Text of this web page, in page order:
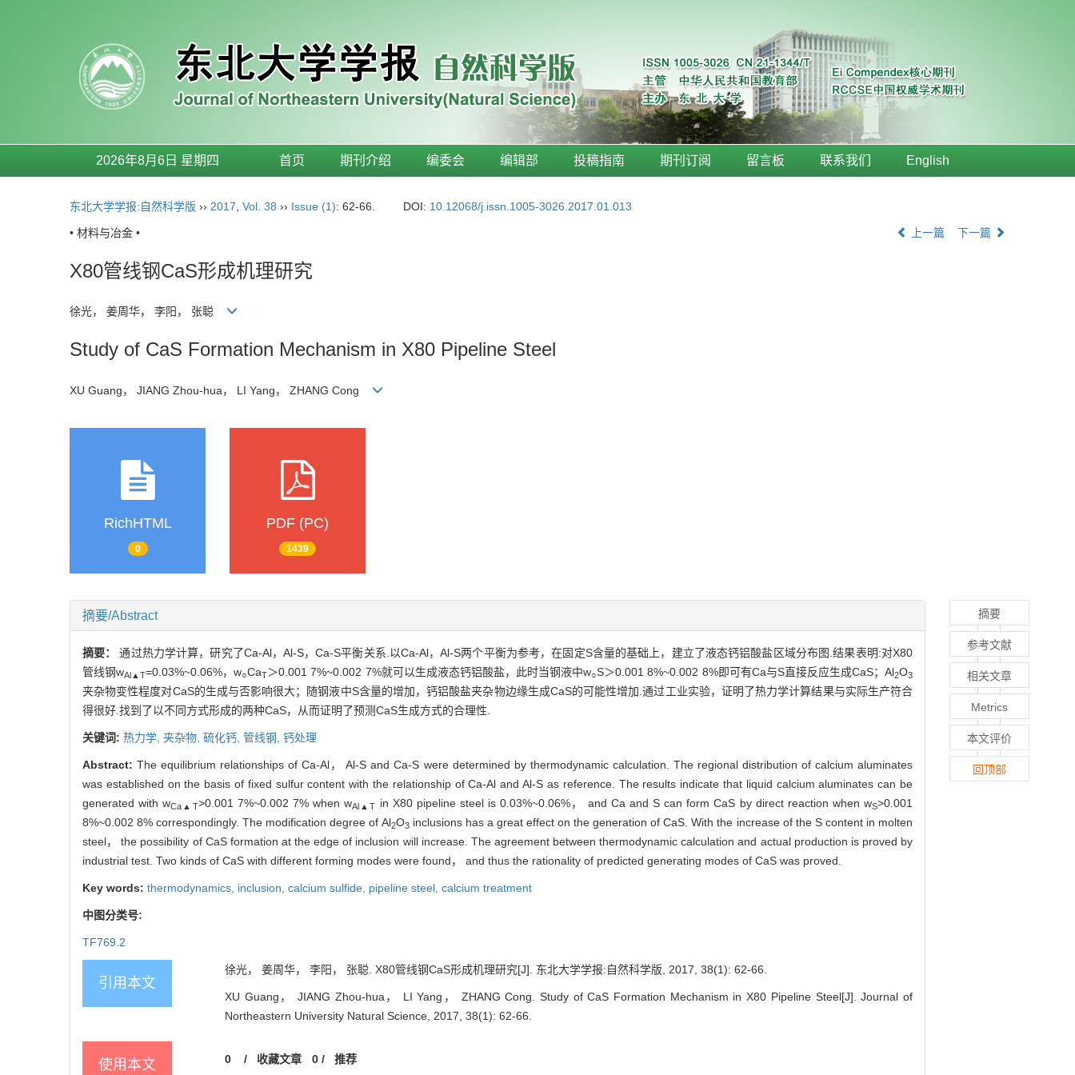
2026年8月6日 星期四 首页 期刊介绍 编委会 编辑部 投稿指南 期刊订阅 留言板 联系我们 English
东北大学学报:自然科学版 ›› 2017 Vol. 38 ›› Issue (1): 62-66. DOI: 10.12068/j.issn.1005-3026.2017.01.013
• 材料与冶金 • 上一篇 下一篇
X80管线钢CaS形成机理研究
徐光， 姜周华， 李阳， 张聪
Study of CaS Formation Mechanism in X80 Pipeline Steel
XU Guang， JIANG Zhou-hua， LI Yang， ZHANG Cong
RichHTML
0
PDF (PC)
1439
摘要/Abstract
摘要：通过热力学计算，研究了Ca-Al，Al-S，Ca-S平衡关系.以Ca-Al，Al-S两个平衡为参考，在固定S含量的基础上，建立了液态钙铝酸盐区域分布图.结果表明:对X80
管线钢wAl▲T=0.03%~0.06%，w○CaT＞0.001 7%~0.002 7%就可以生成液态钙铝酸盐，此时当钢液中w○S＞0.001 8%~0.002 8%即可有Ca与S直接反应生成CaS；Al2O3
夹杂物变性程度对CaS的生成与否影响很大；随钢液中S含量的增加，钙铝酸盐夹杂物边缘生成CaS的可能性增加.通过工业实验，证明了热力学计算结果与实际生产符合
得很好.找到了以不同方式形成的两种CaS，从而证明了预测CaS生成方式的合理性.
关键词: 热力学, 夹杂物, 硫化钙, 管线钢, 钙处理
Abstract:The equilibrium relationships of Ca-Al， Al-S and Ca-S were determined by thermodynamic calculation. The regional distribution of calcium aluminates
was established on the basis of fixed sulfur content with the relationship of Ca-Al and Al-S as reference. The results indicate that liquid calcium aluminates can be
generated with wCa▲T>0.001 7%~0.002 7% when wAl▲T in X80 pipeline steel is 0.03%~0.06%， and Ca and S can form CaS by direct reaction when wS>0.001
8%~0.002 8% correspondingly. The modification degree of Al2O3inclusions has a great effect on the generation of CaS. With the increase of the S content in molten
steel， the possibility of CaS formation at the edge of inclusion will increase. The agreement between thermodynamic calculation and actual production is proved by
industrial test. Two kinds of CaS with different forming modes were found， and thus the rationality of predicted generating modes of CaS was proved.
Key words: thermodynamics, inclusion, calcium sulfide, pipeline steel, calcium treatment
中图分类号:
TF769.2
引用本文
徐光， 姜周华， 李阳， 张聪. X80管线钢CaS形成机理研究[J]. 东北大学学报:自然科学版, 2017, 38(1): 62-66.
XU Guang， JIANG Zhou-hua， LI Yang， ZHANG Cong. Study of CaS Formation Mechanism in X80 Pipeline Steel[J]. Journal of
Northeastern University Natural Science, 2017, 38(1): 62-66.
使用本文 0 / 收藏文章 0/ 推荐
摘要
参考文献
相关文章
Metrics
本文评价
回顶部